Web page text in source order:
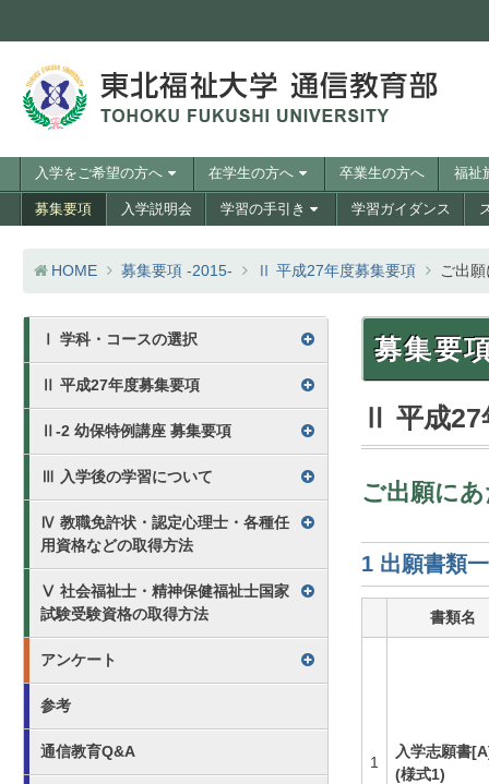
訪問者別メニュー
コンテンツへスキップ
入学をご希望の方へ 在学生の方へ 卒業生の方へ 福祉
メニュー
募集要項 入学説明会 学習の手引き 学習ガイダンス
HOME 募集要項 -2015- Ⅱ 平成27年度募集要項 ご出
募集要
Ⅱ 平成
ご出願に
1 出願書類
書類名
1
入学志願書
(様式1)
募集要項2015 目次
Ⅰ 学科・コースの選択
Ⅱ 平成27年度募集要項
Ⅱ-2 幼保特例講座 募集要項
Ⅲ 入学後の学習について
Ⅳ 教職免許状・認定心理士・各種任
用資格などの取得方法
Ⅴ 社会福祉士・精神保健福祉士国家
試験受験資格の取得方法
アンケート
参考
通信教育Q&A